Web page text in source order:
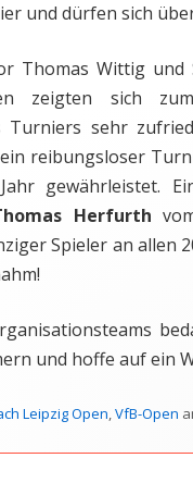
und dürfen sich
Thomas Wittig und
zeigten sich
Turniers sehr
reibungsloser
gewährleistet.
Herfurth
Spieler an allen
und hoffe auf ein
Leipzig Open,VfB-Open